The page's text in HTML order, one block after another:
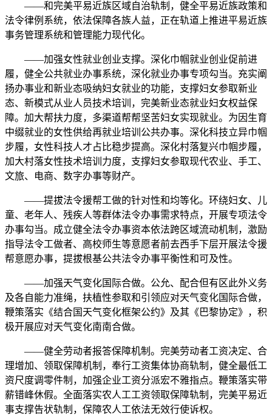
——和完美平易近族区域自治轨制，健全平易近族政策和
法令律例系统，依法保障各族人益，正在轨道上推进平易近族
事务管理系统和管理能力现代化。
——加强女性就业创业支撑。深化巾帼就业创业促前进
履，健全公共就业办事系统，深化就业办事专项勾当。充实阐
扬办事业和新业态吸纳妇女就业的功能，支撑妇女参取新业
态、新模式从业人员技术培训，完美新业态就业妇女权益保
障。加大帮扶力度，多渠道帮帮坚苦妇女实现就业。为因生育
中缀就业的女性供给再就业培训公共办事。深化科技立异巾帼
步履，女性科技人才占比稳步提高。深化村落复兴巾帼步履，
加大村落女性技术培训力度，支撑妇女参取现代农业、手工、
文旅、电商、数字办事等财产。
——提拔法令援帮工做的针对性和均等化。环绕妇女、儿
童、老年人、残疾人等群体法令办事需求特点，开展专项法令
办事勾当。成立健全法令办事资本依法跨区域流动机制，激励
指导法令工做者、高校师生等意愿者前去西手下层开展法令援
帮意愿办事，提拔根基公共法令办事平衡性和可及性。
——加强天气变化国际合做。公允、配合但有区此外义务
及各自能力准绳，扶植性参取和引领应对天气变化国际合做，
鞭策落实《结合国天气变化框架公约》及其《巴黎协定》，积
极开展应对天气变化南南合做。
——健全劳动者报答保障机制。完美劳动者工资决定、合
理增加、领取保障机制，奉行工资集体协商轨制，健全最低工
资尺度调零件制，加强企业工资分派宏不雅指点。鞭策落实带
薪错峰休假。全面落实农人工工资领取保障轨制，完美平易近
事支撑告状轨制，保障农人工依法无效行使诉权。